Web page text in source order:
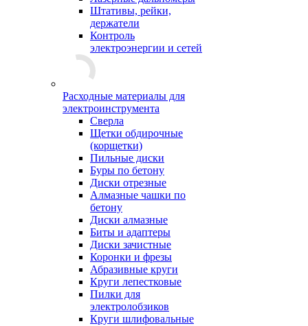
Штативы, рейки,
держатели
Контроль
электроэнергии и сетей
Расходные материалы для
электроинструмента
Сверла
Щетки обдирочные
(корщетки)
Пильные диски
Буры по бетону
Диски отрезные
Алмазные чашки по
бетону
Диски алмазные
Биты и адаптеры
Диски зачистные
Коронки и фрезы
Абразивные круги
Круги лепестковые
Пилки для
электролобзиков
Круги шлифовальные